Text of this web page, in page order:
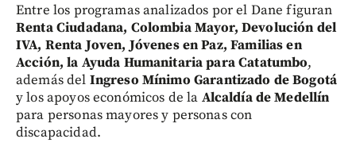
Entre los programas analizados por el Dane figuran
Renta Ciudadana, Colombia Mayor, Devolución del
IVA, Renta Joven, Jóvenes en Paz, Familias en
Acción, la Ayuda Humanitaria para Catatumbo,
además del Ingreso Mínimo Garantizado de Bogotá
y los apoyos económicos de la Alcaldía de Medellín
para personas mayores y personas con
discapacidad.